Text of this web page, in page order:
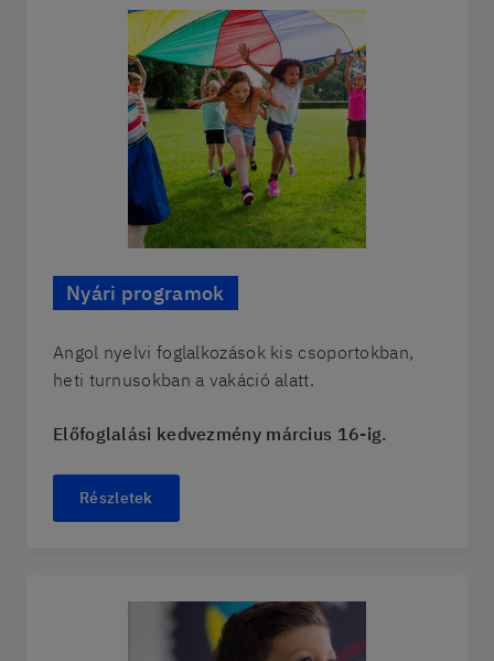
Nyári programok
Angol nyelvi foglalkozások kis csoportokban,
heti turnusokban a vakáció alatt.
Előfoglalási kedvezmény március 16-ig.
Részletek